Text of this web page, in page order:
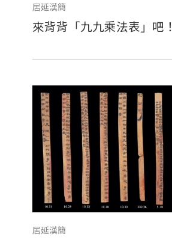
居延漢簡
來背背「九九乘法表」吧！
居延漢簡